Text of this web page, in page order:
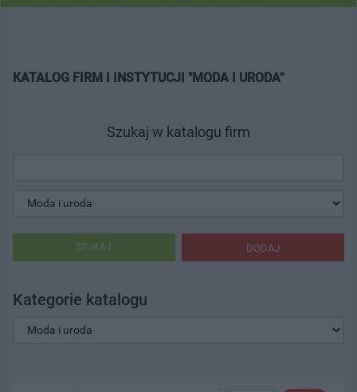
KATALOG FIRM I INSTYTUCJI "MODA I URODA"
Szukaj w katalogu firm
DODAJ
SZUKAJ
Kategorie katalogu